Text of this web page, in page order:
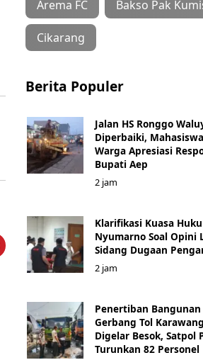
Arema FC Bakso Pak
Cikarang
Berita Populer
Jalan HS Ronggo
Diperbaiki,
Warga Apresiasi
Bupati Aep
2 jam
Klarifikasi Kuasa
Nyumarno Soal Opini
Sidang Dugaan
2 jam
Penertiban
Gerbang Tol
Digelar Besok, Satpol
Turunkan 82 Personel